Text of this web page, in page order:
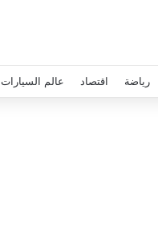
رياضة اقتصاد عالم السيارات